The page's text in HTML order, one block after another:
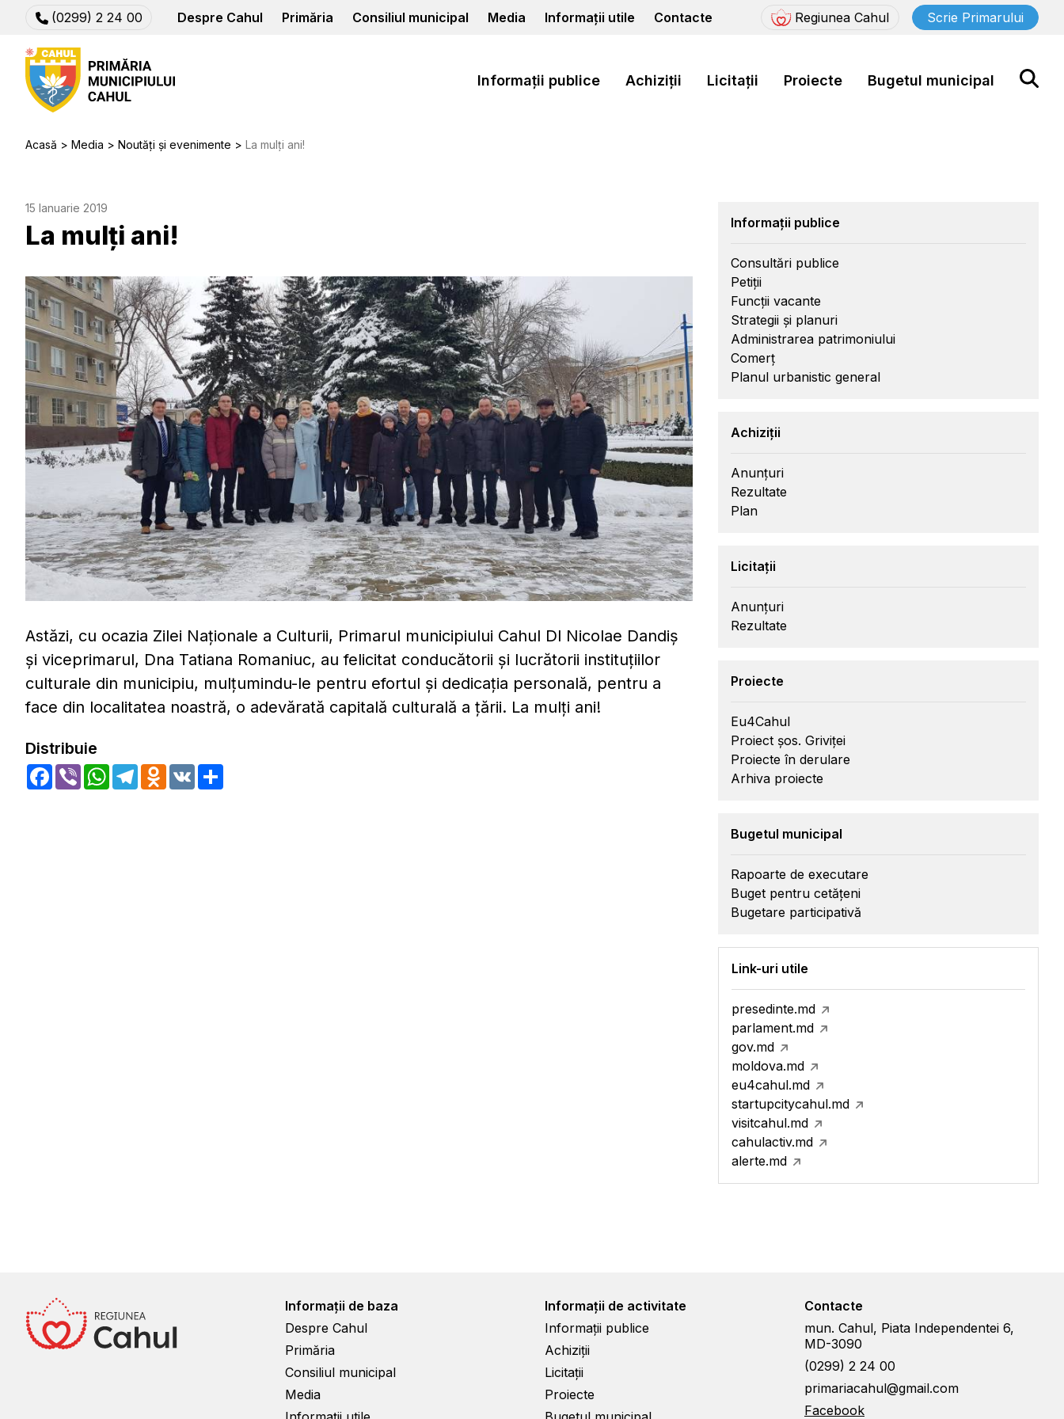
(0299) 2 24 00 Despre Cahul Primăria Consiliul municipal Media Informații utile Contacte Regiunea Cahul Scrie Primarului
Informații publice Achiziții Licitații Proiecte Bugetul municipal
Acasă Media Noutăți și evenimente La mulți ani!
15 Ianuarie 2019
La mulți ani!
Astăzi, cu ocazia Zilei Naționale a Culturii, Primarul municipiului Cahul Dl Nicolae Dandiș
și viceprimarul, Dna Tatiana Romaniuc, au felicitat conducătorii și lucrătorii instituțiilor
culturale din municipiu, mulțumindu-le pentru efortul și dedicația personală, pentru a
face din localitatea noastră, o adevărată capitală culturală a țării. La mulți ani!
Distribuie
Facebook
Viber WhatsApp
TelegramOdnoklassniki
VK
Informații publice
Consultări publice
Petiții
Funcții vacante
Strategii și planuri
Administrarea patrimoniului
Comerț
Planul urbanistic general
Achiziții
Anunțuri
Rezultate
Plan
Licitații
Anunțuri
Rezultate
Proiecte
Eu4Cahul
Proiect șos. Griviței
Proiecte în derulare
Arhiva proiecte
Bugetul municipal
Rapoarte de executare
Buget pentru cetățeni
Bugetare participativă
Link-uri utile
presedinte.md
parlament.md
gov.md
moldova.md
eu4cahul.md
startupcitycahul.md
visitcahul.md
cahulactiv.md
alerte.md
Informații de baza
Despre Cahul
Primăria
Consiliul municipal
Media
Informații de activitate
Informații publice
Achiziții
Licitații
Proiecte
Contacte
mun. Cahul, Piata Independentei 6,
MD-3090
(0299) 2 24 00
primariacahul@gmail.com
Facebook